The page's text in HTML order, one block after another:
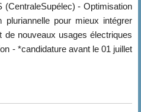
(CentraleSupélec) - Optimisation
pluriannelle pour mieux intégrer
de nouveaux usages électriques
- *candidature avant le 01 juillet